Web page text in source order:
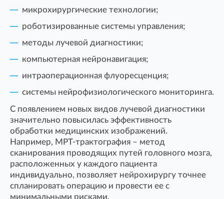
микрохирургические технологии;
роботизированные системы управления;
методы лучевой диагностики;
компьютерная нейронавигация;
интраоперационная флуоресценция;
системы нейрофизиологического мониторинга.
С появлением новых видов лучевой диагностики
значительно повысилась эффективность
обработки медицинских изображений.
Например, МРТ-трактография – метод
сканирования проводящих путей головного мозга,
расположенных у каждого пациента
индивидуально, позволяет нейрохирургу точнее
спланировать операцию и провести ее с
минимальными рисками.